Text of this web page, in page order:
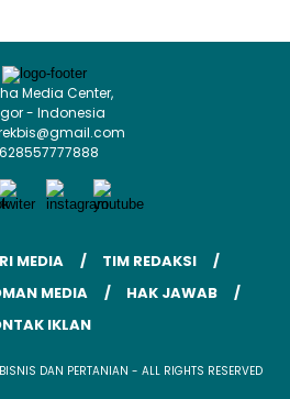
Media Center,
- Indonesia
MEDIA
TIM REDAKSI
MEDIA
HAK JAWAB
IKLAN
DAN PERTANIAN - ALL RIGHTS RESERVED